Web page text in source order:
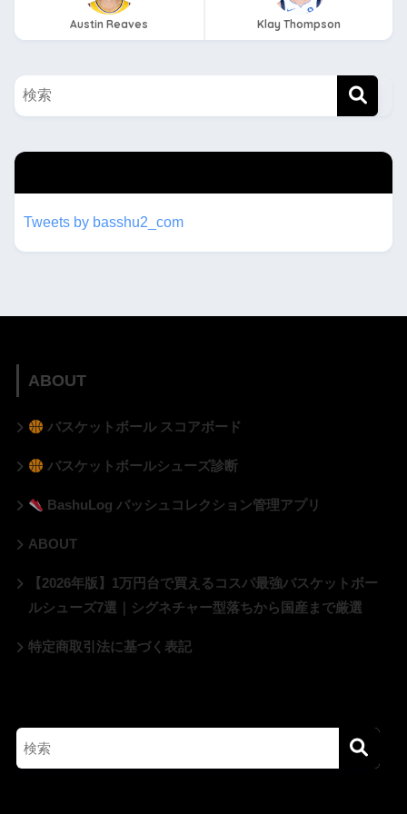
Austin Reaves Klay Thompson
Tweets by basshu2_com
ABOUT
バスケットボール スコアボード
バスケットボールシューズ診断
BashuLog バッシュコレクション管理アプリ
ABOUT
【2026年版】1万円台で買えるコスパ最強バスケットボー
ルシューズ7選｜シグネチャー型落ちから国産まで厳選
特定商取引法に基づく表記